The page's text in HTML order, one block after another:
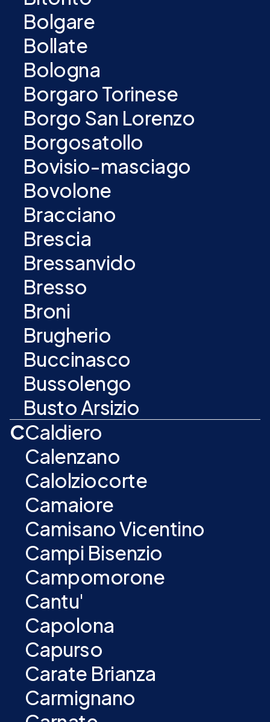
Bolgare
Bollate
Bologna
Borgaro Torinese
Borgo San Lorenzo
Borgosatollo
Bovisio-masciago
Bovolone
Bracciano
Brescia
Bressanvido
Bresso
Broni
Brugherio
Buccinasco
Bussolengo
Busto Arsizio
CCaldiero
Calenzano
Calolziocorte
Camaiore
Camisano Vicentino
Campi Bisenzio
Campomorone
Cantu'
Capolona
Capurso
Carate Brianza
Carmignano